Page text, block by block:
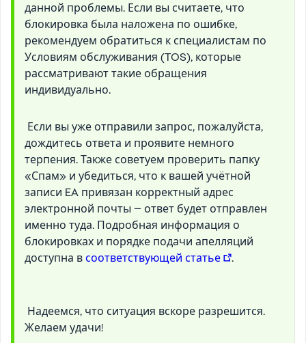
данной проблемы. Если вы считаете, что
блокировка была наложена по ошибке,
рекомендуем обратиться к специалистам по
Условиям обслуживания (TOS), которые
рассматривают такие обращения
индивидуально.
Если вы уже отправили запрос, пожалуйста,
дождитесь ответа и проявите немного
терпения. Также советуем проверить папку
«Спам» и убедиться, что к вашей учётной
записи EA привязан корректный адрес
электронной почты — ответ будет отправлен
именно туда. Подробная информация о
блокировках и порядке подачи апелляций
доступна всоответствующей статье .
Надеемся, что ситуация вскоре разрешится.
Желаем удачи!